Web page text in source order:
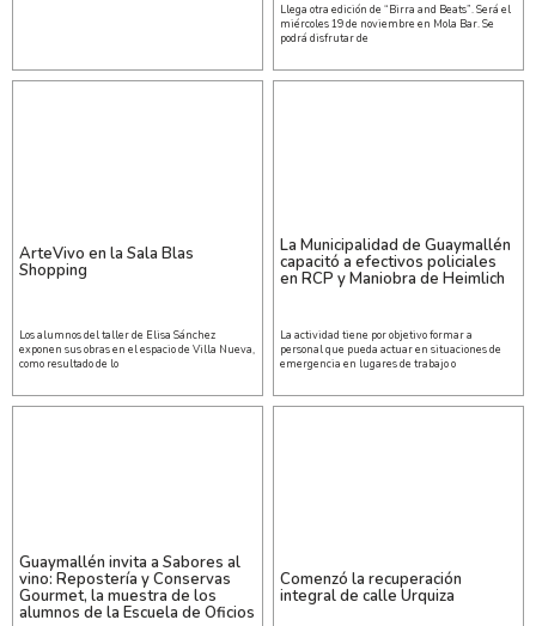
Llega otra edición de “Birra and Beats”. Será el
miércoles 19 de noviembre en Mola Bar. Se
podrá disfrutar de
ArteVivo en la Sala Blas
Shopping
Los alumnos del taller de Elisa Sánchez
exponen sus obras en el espacio de Villa Nueva,
como resultado de lo
La Municipalidad de Guaymallén
capacitó a efectivos policiales
en RCP y Maniobra de Heimlich
La actividad tiene por objetivo formar a
personal que pueda actuar en situaciones de
emergencia en lugares de trabajo o
Guaymallén invita a Sabores al
vino: Repostería y Conservas
Gourmet, la muestra de los
alumnos de la Escuela de Oficios
Comenzó la recuperación
integral de calle Urquiza